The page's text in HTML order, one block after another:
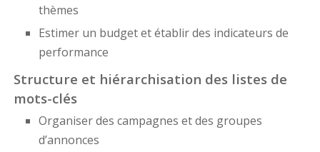
thèmes
Estimer un budget et établir des indicateurs de
performance
Structure et hiérarchisation des listes de
mots-clés
Organiser des campagnes et des groupes
d’annonces